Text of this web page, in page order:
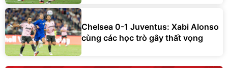
Chelsea 0-1 Juventus: Xabi Alonso
cùng các học trò gây thất vọng